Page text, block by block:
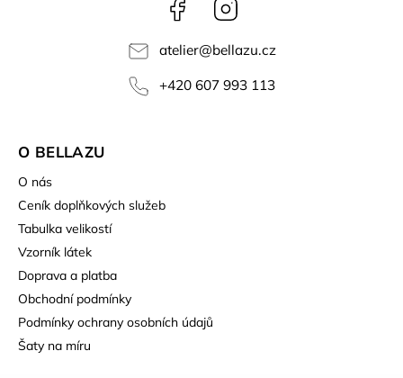
Facebook
atelier@bellazu.cz
+420 607 993 113
O BELLAZU
O nás
Ceník doplňkových služeb
Tabulka velikostí
Vzorník látek
Doprava a platba
Obchodní podmínky
Podmínky ochrany osobních údajů
Šaty na míru